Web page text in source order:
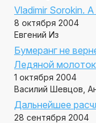
Vladimir Sorokin.
8 октября 2004
Евгений Из
Бумеранг не
Ледяной молоток
1 октября 2004
Василий Шевцов,
Дальнейшее
28 сентября 2004